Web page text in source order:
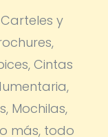
y
Cintas
Mochilas,
más, todo